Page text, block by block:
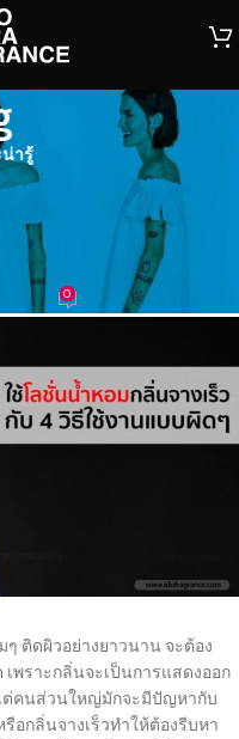
ารู้
มแล้วกลิ่นจาง
านแบบผิดๆ
2022 0
ติดผิวอย่างยาวนาน จะต้อง
เพราะกลิ่นจะเป็นการแสดงออก
ต่คนส่วนใหญ่มักจะมีปัญหากับ
อกลิ่นจางเร็วทำให้ต้องรีบหา